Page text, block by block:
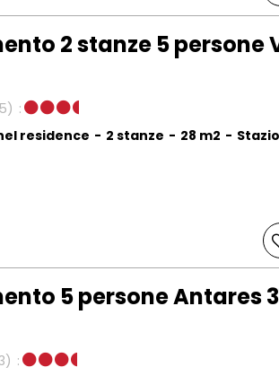
2 stanze 5 persone
residence
2 stanze 28 m2
5 persone Antares